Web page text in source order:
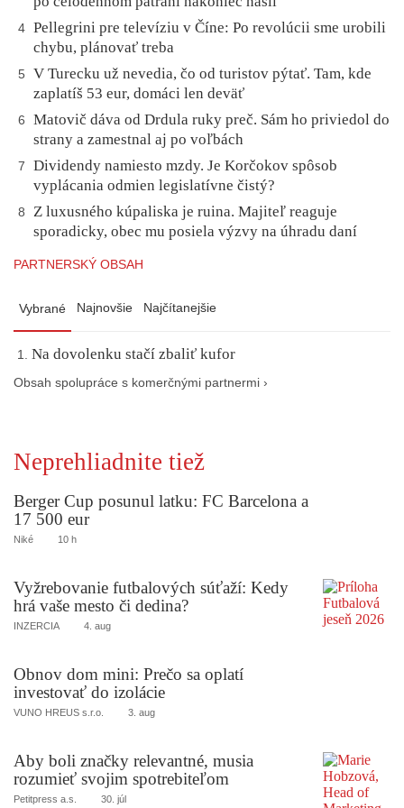
4 Pellegrini pre televíziu v Číne: Po revolúcii sme urobili
chybu, plánovať treba
5
V Turecku už nevedia, čo od turistov pýtať. Tam, kde
zaplatíš 53 eur, domáci len deväť
6
Matovič dáva od Drdula ruky preč. Sám ho priviedol do
strany a zamestnal aj po voľbách
7
Dividendy namiesto mzdy. Je Korčokov spôsob
vyplácania odmien legislatívne čistý?
8
Z luxusného kúpaliska je ruina. Majiteľ reaguje
sporadicky, obec mu posiela výzvy na úhradu daní
PARTNERSKÝ OBSAH
Vybrané Najnovšie Najčítanejšie
Na dovolenku stačí zbaliť kufor
Obsah spolupráce s komerčnými partnermi ›
Neprehliadnite tiež
Berger Cup posunul latku: FC Barcelona a
17 500 eur
Niké 10 h
Vyžrebovanie futbalových súťaží: Kedy
hrá vaše mesto či dedina?
INZERCIA 4. aug
Obnov dom mini: Prečo sa oplatí
investovať do izolácie
VUNO HREUS s.r.o. 3. aug
Aby boli značky relevantné, musia
rozumieť svojim spotrebiteľom
Petitpress a.s. 30. júl